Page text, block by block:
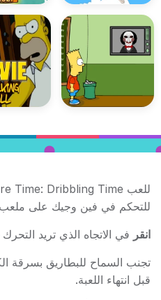
للتحكم في فين وجيك على ملعب
انقر في الاتجاه الذي تريد
تجنب السماح للبطاريق بسرقة
قبل انتهاء اللعبة.